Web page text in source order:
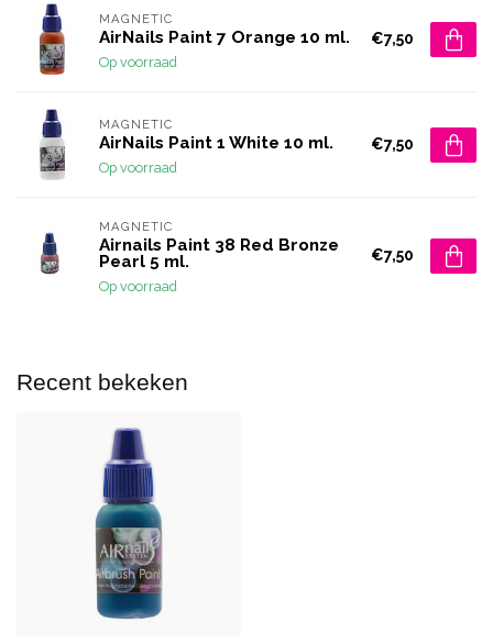
MAGNETIC
AirNails Paint 7 Orange 10 ml.
Op voorraad
€7,50
MAGNETIC
AirNails Paint 1 White 10 ml.
Op voorraad
€7,50
MAGNETIC
Airnails Paint 38 Red Bronze
Pearl 5 ml.
Op voorraad
€7,50
Recent bekeken